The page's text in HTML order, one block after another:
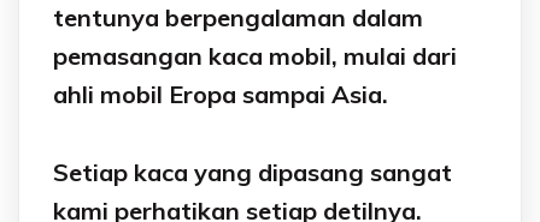
tentunya berpengalaman dalam
pemasangan kaca mobil, mulai dari
ahli mobil Eropa sampai Asia.
Setiap kaca yang dipasang sangat
kami perhatikan setiap detilnya.